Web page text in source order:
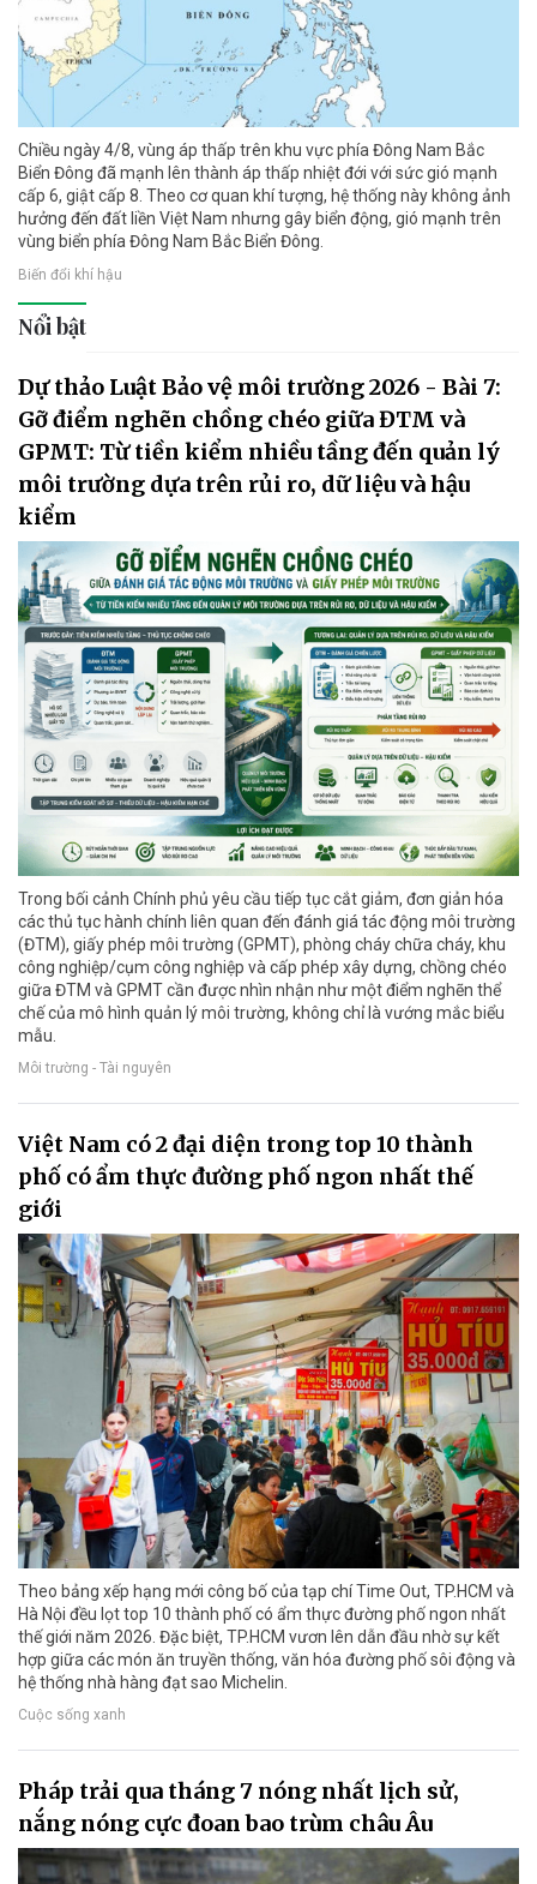
Chiều ngày 4/8, vùng áp thấp trên khu vực phía Đông Nam Bắc
Biển Đông đã mạnh lên thành áp thấp nhiệt đới với sức gió mạnh
cấp 6, giật cấp 8. Theo cơ quan khí tượng, hệ thống này không ảnh
hưởng đến đất liền Việt Nam nhưng gây biển động, gió mạnh trên
vùng biển phía Đông Nam Bắc Biển Đông.
Biến đổi khí hậu
Nổi bật
Dự thảo Luật Bảo vệ môi trường 2026 - Bài 7:
Gỡ điểm nghẽn chồng chéo giữa ĐTM và
GPMT: Từ tiền kiểm nhiều tầng đến quản lý
môi trường dựa trên rủi ro, dữ liệu và hậu
kiểm
Trong bối cảnh Chính phủ yêu cầu tiếp tục cắt giảm, đơn giản hóa
các thủ tục hành chính liên quan đến đánh giá tác động môi trường
(ĐTM), giấy phép môi trường (GPMT), phòng cháy chữa cháy, khu
công nghiệp/cụm công nghiệp và cấp phép xây dựng, chồng chéo
giữa ĐTM và GPMT cần được nhìn nhận như một điểm nghẽn thể
chế của mô hình quản lý môi trường, không chỉ là vướng mắc biểu
mẫu.
Môi trường - Tài nguyên
Việt Nam có 2 đại diện trong top 10 thành
phố có ẩm thực đường phố ngon nhất thế
giới
Theo bảng xếp hạng mới công bố của tạp chí Time Out, TP.HCM và
Hà Nội đều lọt top 10 thành phố có ẩm thực đường phố ngon nhất
thế giới năm 2026. Đặc biệt, TP.HCM vươn lên dẫn đầu nhờ sự kết
hợp giữa các món ăn truyền thống, văn hóa đường phố sôi động và
hệ thống nhà hàng đạt sao Michelin.
Cuộc sống xanh
Pháp trải qua tháng 7 nóng nhất lịch sử,
nắng nóng cực đoan bao trùm châu Âu